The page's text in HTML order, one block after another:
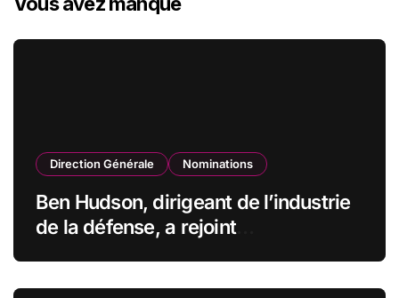
Direction Générale Nominations
Ben Hudson, dirigeant de l’industrie
de la défense, a rejoint